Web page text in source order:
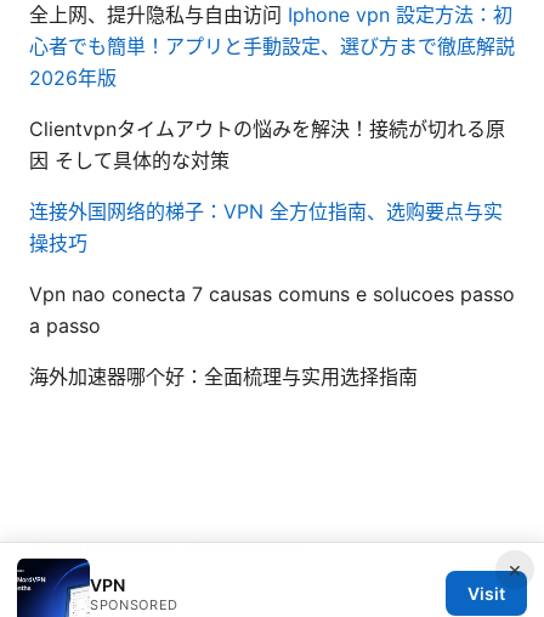
全上网、提升隐私与自由访问 Iphone vpn 設定方法：初
心者でも簡単！アプリと手動設定、選び方まで徹底解説
2026年版
Clientvpnタイムアウトの悩みを解決！接続が切れる原
因 そして具体的な対策
连接外国网络的梯子：VPN 全方位指南、选购要点与实
操技巧
Vpn nao conecta 7 causas comuns e solucoes passo
a passo
海外加速器哪个好：全面梳理与实用选择指南
×
VPN
SPONSORED
Visit
© 2026 Healthsolved. All rights reserved.